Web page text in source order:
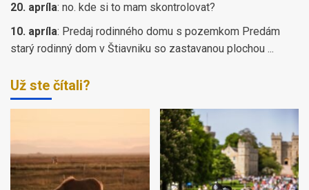
20. apríla: no. kde si to mam skontrolovat?
10. apríla: Predaj rodinného domu s pozemkom Predám
starý rodinný dom v Štiavniku so zastavanou plochou ...
Už ste čítali?